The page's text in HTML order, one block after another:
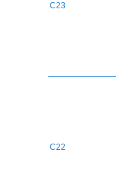
C23
C22